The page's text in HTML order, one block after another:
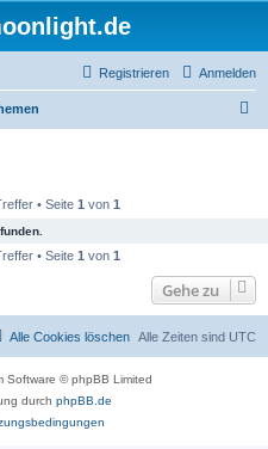
Anmelden
Registrieren
• Seite 1 von 1
• Seite 1 von 1
Gehe zu
Alle Zeiten sind UTC
Alle Cookies löschen
Software © phpBB Limited
durch phpBB.de